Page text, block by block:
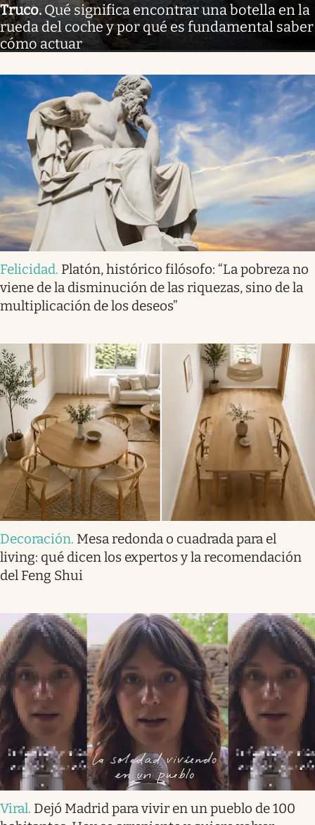
Truco.Qué significa encontrar una botella en la
rueda del coche y por qué es fundamental saber
cómo actuar
Felicidad. Platón, histórico filósofo: “La pobreza no
viene de la disminución de las riquezas, sino de la
multiplicación de los deseos”
Decoración. Mesa redonda o cuadrada para el
living: qué dicen los expertos y la recomendación
del Feng Shui
Viral. Dejó Madrid para vivir en un pueblo de 100